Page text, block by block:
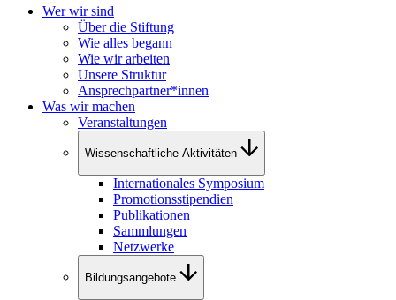
Wer wir sind
Über die Stiftung
Wie alles begann
Wie wir arbeiten
Unsere Struktur
Ansprechpartner*innen
Was wir machen
Veranstaltungen
Wissenschaftliche Aktivitäten
Internationales Symposium
Promotionsstipendien
Publikationen
Sammlungen
Netzwerke
Bildungsangebote